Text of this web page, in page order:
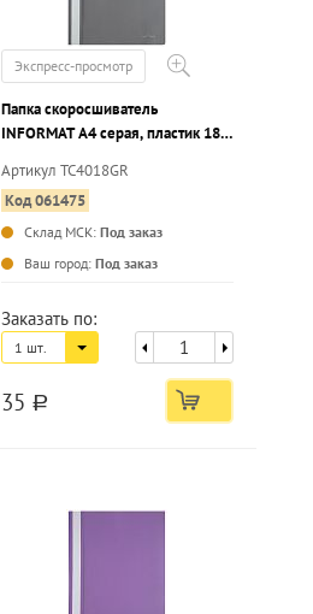
Экспресс-просмотр
Папка скоросшиватель
INFORMAT А4 серая, пластик 180
Артикул TC4018GR
Код 061475
Склад МСК: Под заказ
Ваш город: Под заказ
Заказать по:
1 шт.
35 a